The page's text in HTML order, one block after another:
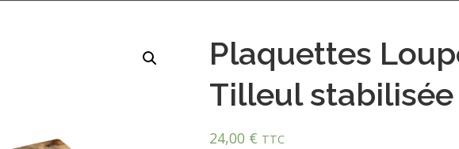
Plaquettes
Tilleul stabilisée
24,00 € TTC